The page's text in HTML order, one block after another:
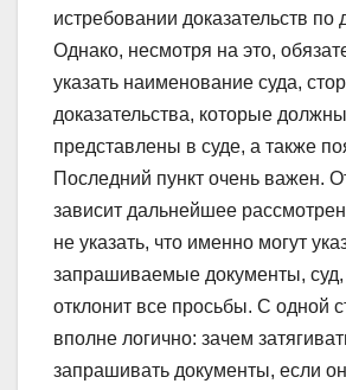
истребовании доказательств по
Однако, несмотря на это,
указать наименование суда,
доказательства, которые
представлены в суде, а также
Последний пункт очень важен.
зависит дальнейшее
не указать, что именно могут
запрашиваемые документы, суд,
отклонит все просьбы. С одной
вполне логично: зачем
запрашивать документы, если